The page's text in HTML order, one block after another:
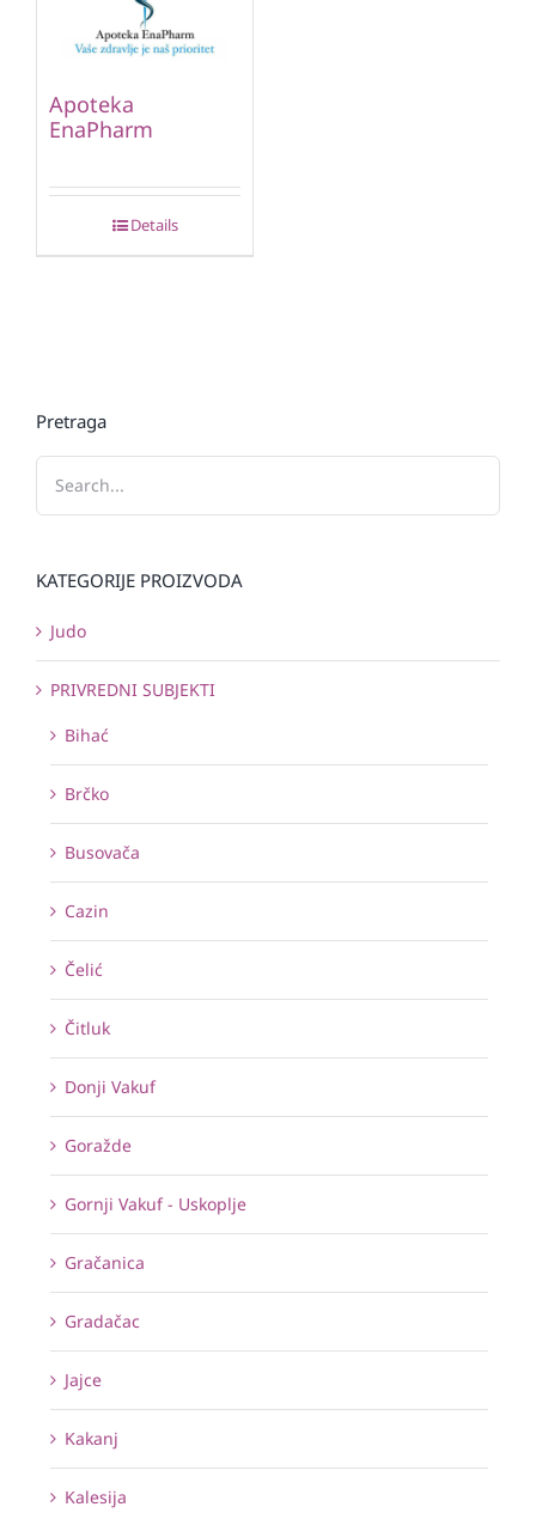
Apoteka
EnaPharm
Details
Pretraga
KATEGORIJE PROIZVODA
Judo
PRIVREDNI SUBJEKTI
Bihać
Brčko
Busovača
Cazin
Čelić
Čitluk
Donji Vakuf
Goražde
Gornji Vakuf - Uskoplje
Gračanica
Gradačac
Jajce
Kakanj
Kalesija